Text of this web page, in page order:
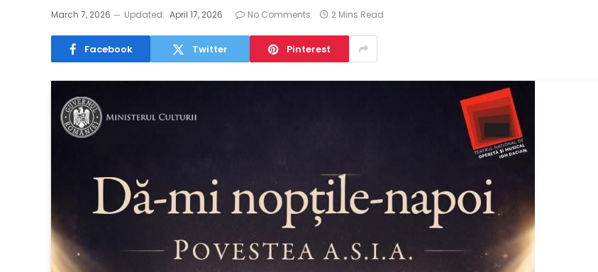
March 7, 2026 Updated: April 17, 2026 No Comments 2 Mins Read
Facebook Twitter Pinterest